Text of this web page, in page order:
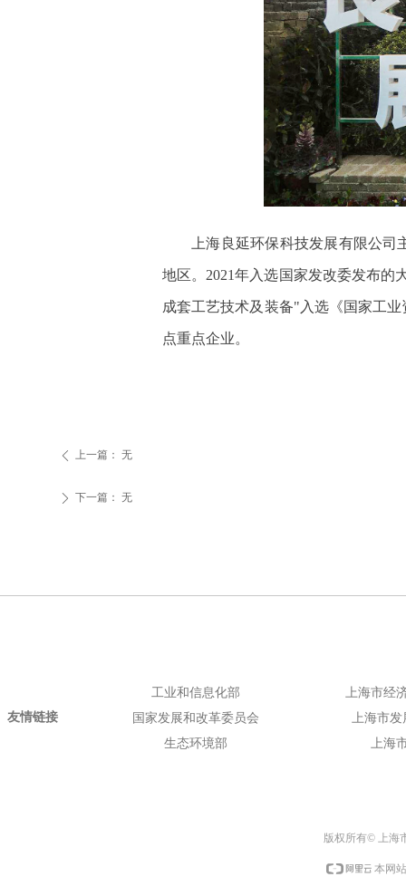
上海良延环保科技发展有限公
地区。 2021年入选国家发改委发布的
成套工艺技术及装备"入选《国家工
点重点企业。
ꄴ 上一篇： 无
ꄲ 下一篇： 无
工业和信息化部
国家发展和改革委员会
生态环境部
友情链接
上海市经
上海市
上海
版权所有© 上海
本网